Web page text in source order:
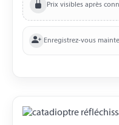
Prix visibles après
Enregistrez-vous